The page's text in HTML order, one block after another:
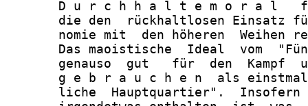
D u r c h h a l t e m o r a l
die den  rückhaltlosen Einsatz
nomie mit  den höheren  Weihen
Das maoistische  Ideal  vom
genauso  gut   für  den  Kampf
g e b r a u c h e n  als
liche  Hauptquartier".